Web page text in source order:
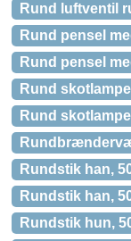
Rund luftventil
Rund pensel
Rund pensel
Rund
Rund
Rundstik han,
Rundstik han,
Rundstik hun,